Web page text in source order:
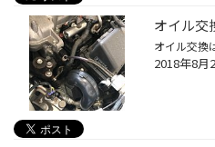
オイル交
2018年8月